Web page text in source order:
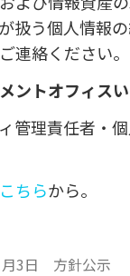
扱う個人情報
連絡ください。
ントオフィス
管理責任者・
こちらから。
月3日 方針公示